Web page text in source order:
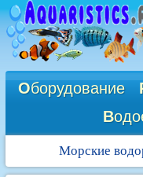
Оборудование
В
Морские